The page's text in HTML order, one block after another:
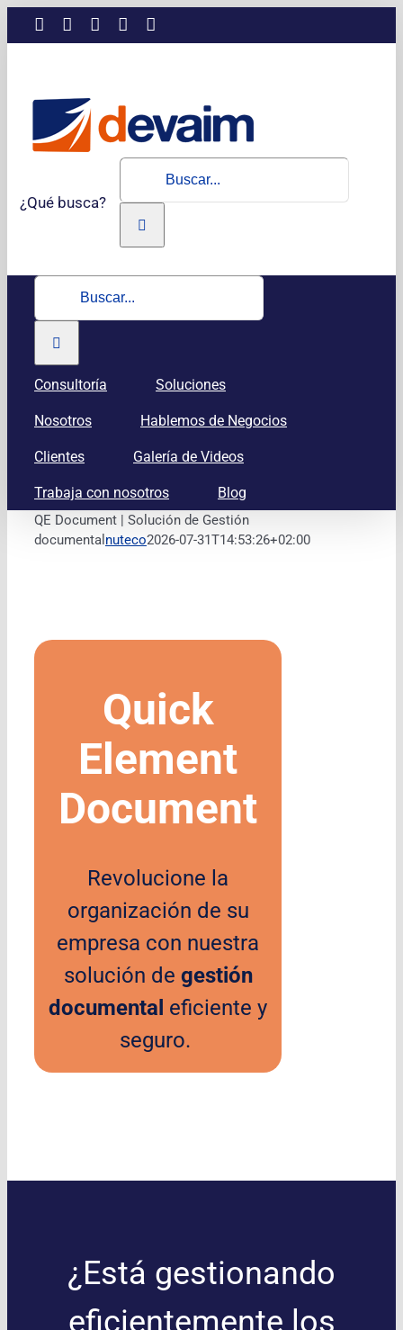
Saltar
LinkedInInstagramFacebook
¿Qué busca?
Buscar:
Buscar:
Consultoría Soluciones
Nosotros Hablemos de Negocios
Clientes Galería de Videos
Trabaja con nosotros Blog
QE Document | Solución de Gestión
documental nuteco2026-07-31T14:53:26+02:00
Quick
Element
Document
Revolucione la
organización de su
empresa con nuestra
solución de gestión
documental eficiente y
seguro.
¿Está gestionando
eficientemente los